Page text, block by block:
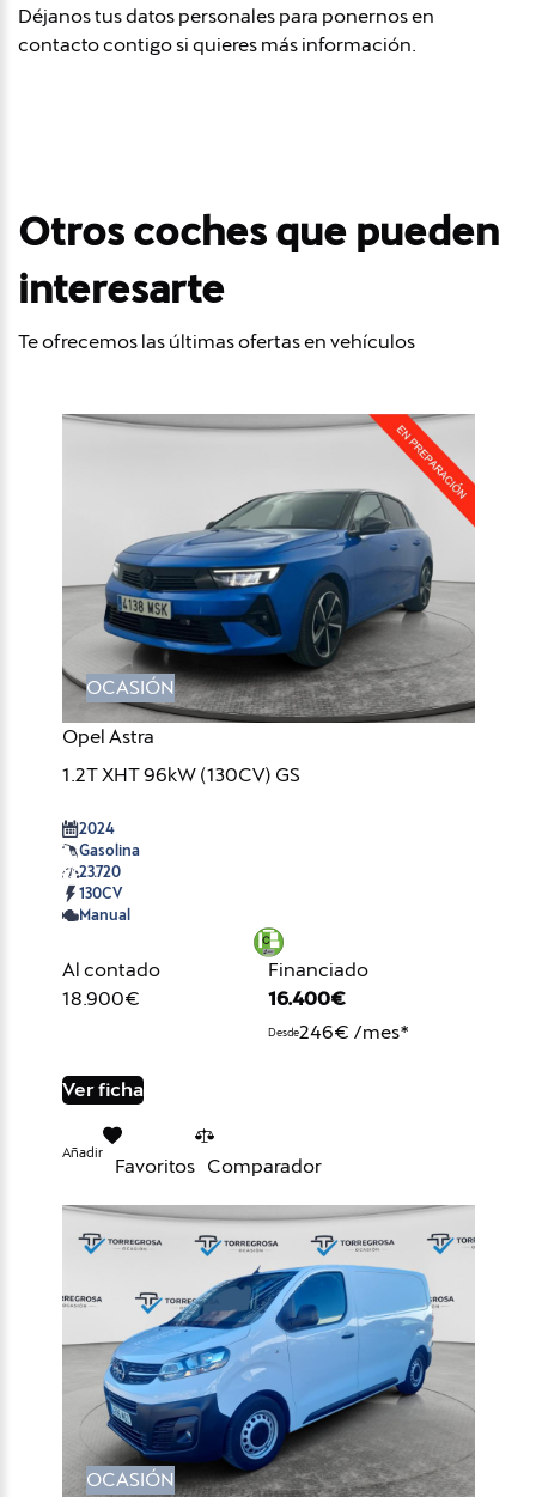
Déjanos tus datos personales para ponernos en
contacto contigo si quieres más información.
Otros coches que pueden
interesarte
Te ofrecemos las últimas ofertas en vehículos
OCASIÓN
Opel Astra
1.2T XHT 96kW (130CV) GS
2024
Gasolina
23.720
130CV
Manual
Al contado
18.900€
Financiado
16.400€
Desde246€ /mes*
Ver ficha
Añadir
Favoritos Comparador
OCASIÓN